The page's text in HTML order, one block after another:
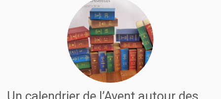
Un calendrier de l’Avent autour des